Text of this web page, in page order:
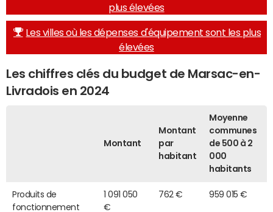
plus élevées
Les villes où les dépenses d'équipement sont les plus
élevées
Les chiffres clés du budget de Marsac-en-
Livradois en 2024
Montant
Montant
par
habitant
Moyenne
communes
de 500 à 2
000
habitants
Produits de
fonctionnement
1 091 050
€
762 € 959 015 €